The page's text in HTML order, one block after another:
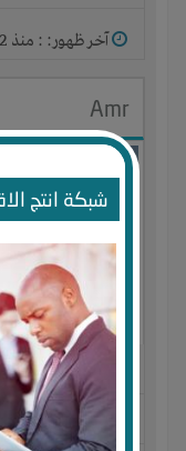
شبكة انتج
آخر ظهور: : منذ 2 اشهر
Amr
الجنس : ذكر
لديـه : المال-